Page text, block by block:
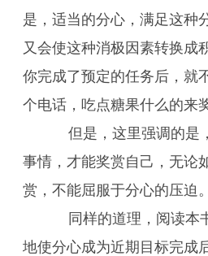
是，适当的分心，满足这种
又会使这种消极因素转换成
你完成了预定的任务后，就
个电话，吃点糖果什么的来
但是，这里强调的是
事情，才能奖赏自己，无论
赏，不能屈服于分心的压迫。
同样的道理，阅读本
地使分心成为近期目标完成